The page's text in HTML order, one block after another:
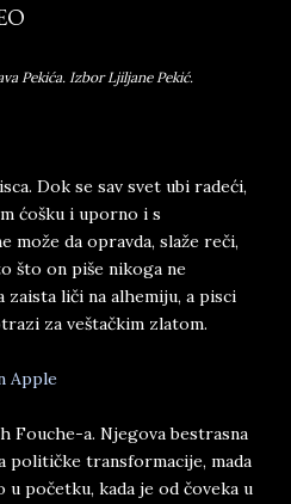
Pekića. Izbor Ljiljane Pekić.
Dok se sav svet ubi radeći,
ćošku i uporno i s
može da opravda, slaže reči,
što on piše nikoga ne
zaista liči na alhemiju, a pisci
za veštačkim zlatom.
Fouche-a. Njegova bestrasna
političke transformacije, mada
u početku, kada je od čoveka u